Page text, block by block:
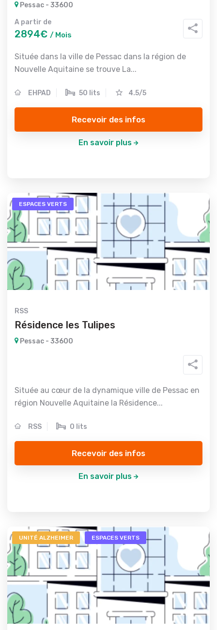
Pessac - 33600
A partir de
2894€ / Mois
Située dans la ville de Pessac dans la région de
Nouvelle Aquitaine se trouve La...
EHPAD 50 lits 4.5/5
Recevoir des infos
En savoir plus
ESPACES VERTS
RSS
Résidence les Tulipes
Pessac - 33600
Située au cœur de la dynamique ville de Pessac en
région Nouvelle Aquitaine la Résidence...
RSS 0 lits
Recevoir des infos
En savoir plus
UNITÉ ALZHEIMER ESPACES VERTS